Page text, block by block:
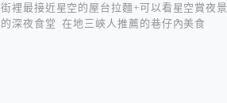
街裡最接近星空的屋台拉麵+可以看星空賞夜景
的深夜食堂 在地三峽人推薦的巷仔內美食